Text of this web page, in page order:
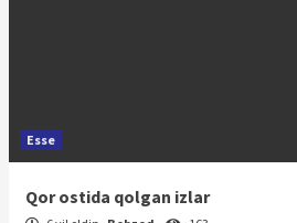
Esse
Qor ostida qolgan izlar